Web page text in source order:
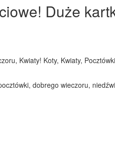
Duże
Kwiaty! Koty, Kwiaty,
dobrego wieczoru,